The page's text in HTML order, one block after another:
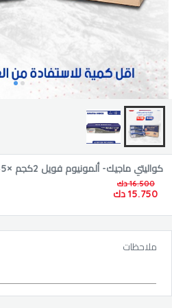
كواليتي ماجيك- ألمونيوم فويل 2كجم ×45 سم
16.500 دك
15.750 دك
ملاحظات